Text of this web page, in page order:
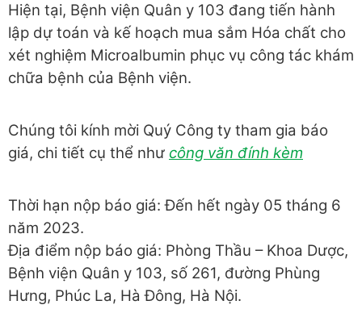
Hiện tại, Bệnh viện Quân y 103 đang tiến hành
lập dự toán và kế hoạch mua sắm Hóa chất cho
xét nghiệm Microalbumin phục vụ công tác khám
chữa bệnh của Bệnh viện.
Chúng tôi kính mời Quý Công ty tham gia báo
giá, chi tiết cụ thể như công văn đính kèm
Thời hạn nộp báo giá: Đến hết ngày 05 tháng 6
năm 2023.
Địa điểm nộp báo giá: Phòng Thầu – Khoa Dược,
Bệnh viện Quân y 103, số 261, đường Phùng
Hưng, Phúc La, Hà Đông, Hà Nội.